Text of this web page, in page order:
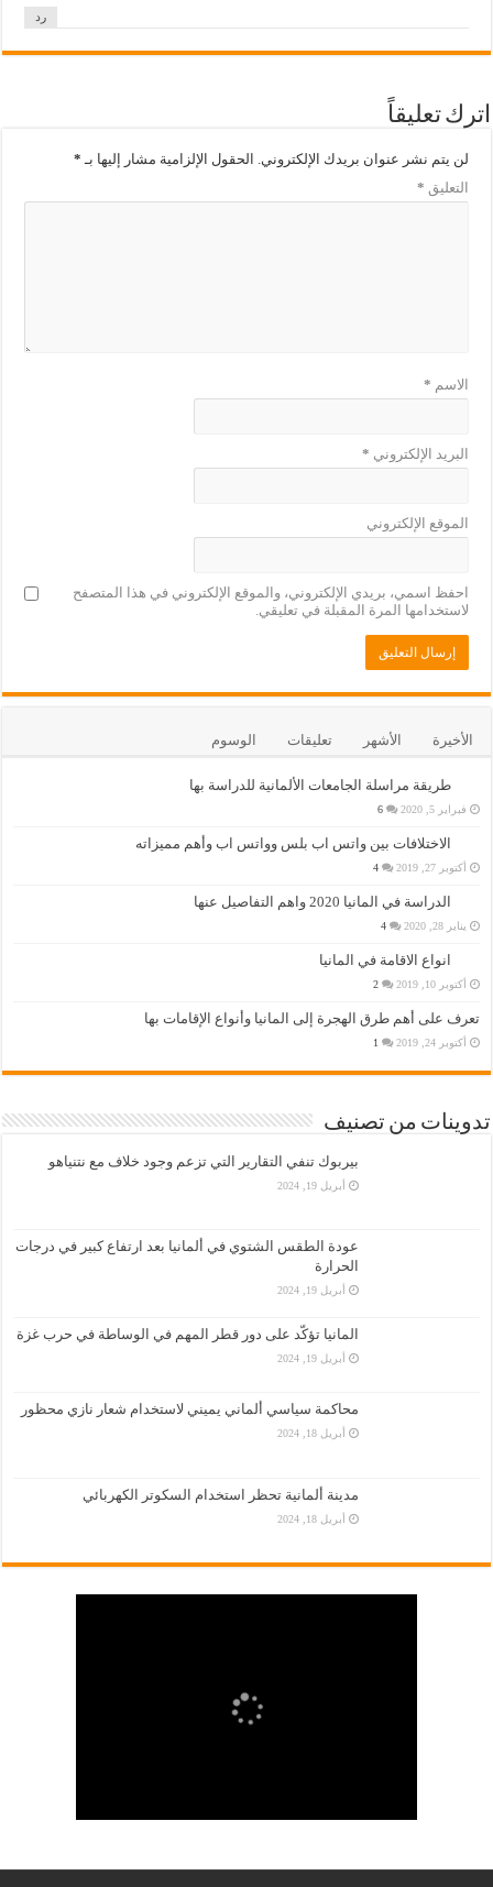
رد
اترك تعليقاً
لن يتم نشر عنوان بريدك الإلكتروني. الحقول الإلزامية مشار إليها بـ *
التعليق *
الاسم *
البريد الإلكتروني *
الموقع الإلكتروني
احفظ اسمي، بريدي الإلكتروني، والموقع الإلكتروني في هذا المتصفح
لاستخدامها المرة المقبلة في تعليقي.
الأخيرة الأشهر تعليقات الوسوم
طريقة مراسلة الجامعات الألمانية للدراسة بها
فبراير 5, 2020 6
الاختلافات بين واتس اب بلس وواتس اب وأهم مميزاته
أكتوبر 27, 2019 4
الدراسة في المانيا 2020 واهم التفاصيل عنها
يناير 28, 2020 4
انواع الاقامة في المانيا
أكتوبر 10, 2019 2
تعرف على أهم طرق الهجرة إلى المانيا وأنواع الإقامات بها
أكتوبر 24, 2019 1
تدوينات من تصنيف
بيربوك تنفي التقارير التي تزعم وجود خلاف مع نتنياهو
أبريل 19, 2024
عودة الطقس الشتوي في ألمانيا بعد ارتفاع كبير في درجات
الحرارة
أبريل 19, 2024
المانيا تؤكّد على دور قطر المهم في الوساطة في حرب غزة
أبريل 19, 2024
محاكمة سياسي ألماني يميني لاستخدام شعار نازي محظور
أبريل 18, 2024
مدينة ألمانية تحظر استخدام السكوتر الكهربائي
أبريل 18, 2024